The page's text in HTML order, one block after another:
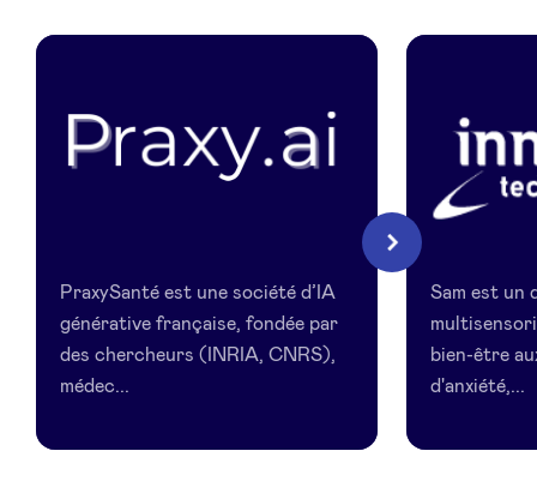
PraxySanté est une société d’IA
générative française, fondée par
des chercheurs (INRIA, CNRS),
médec...
Sam est un
bien-être
d'anxiété,...
Suivant